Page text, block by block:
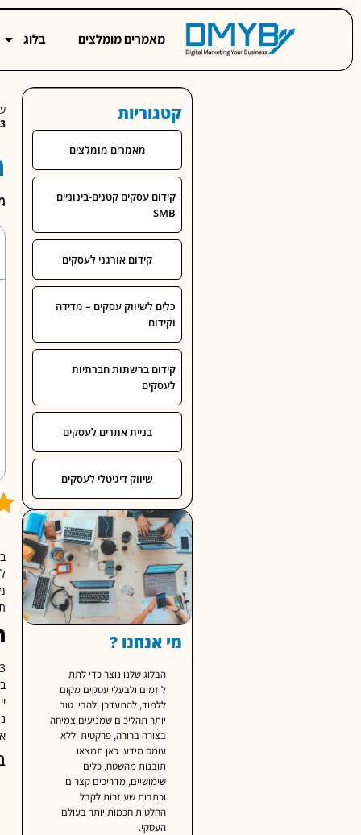
מאמרים מומלצים בלוג
קטגוריות
מאמרים מומלצים
קידום עסקים קטנים-בינוניים
SMB
קידום אורגני לעסקים
כלים לשיווק עסקים – מדידה
וקידום
קידום ברשתות חברתיות
לעסקים
בניית אתרים לעסקים
שיווק דיגיטלי לעסקים
מי אנחנו ?
הבלוג שלנו נוצר כדי לתת
ליזמים ולבעלי עסקים מקום
ללמוד, להתעדכן ולהבין טוב
יותר תהליכים שמניעים צמיחה
בצורה ברורה, פרקטית וללא
עומס מידע. כאן תמצאו
תובנות מהשטח, כלים
שימושיים, מדריכים קצרים
וכתבות שעוזרות לקבל
החלטות חכמות יותר בעולם
העסקי.
3) – מה צריך לדעת?